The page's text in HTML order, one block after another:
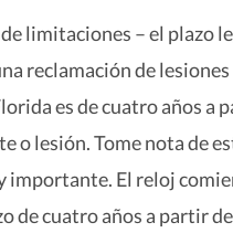
limitaciones – el plazo
reclamación de lesiones
es de cuatro años a
o lesión. Tome nota de
importante. El reloj
de cuatro años a partir